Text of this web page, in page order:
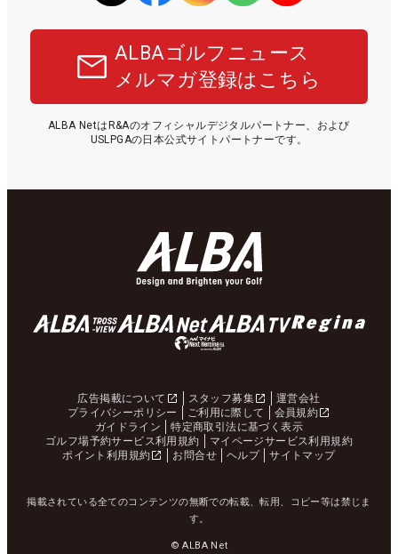
ALBAゴルフニュース
メルマガ登録はこちら
ALBA NetはR&Aのオフィシャルデジタルパートナー、および
USLPGAの日本公式サイトパートナーです。
広告掲載について スタッフ募集
運営会社
プライバシーポリシー
ご利用に際して
会員規約
ガイドライン
特定商取引法に基づく表示
ゴルフ場予約サービス利用規約
マイページサービス利用規約
ポイント利用規約
お問合せ ヘルプ サイトマップ
掲載されている全てのコンテンツの無断での転載、転用、コピー等は禁じま
す。
© ALBA Net